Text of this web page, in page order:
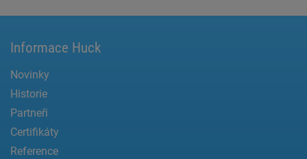
Informace Huck
Novinky
Historie
Partneři
Certifikáty
Reference